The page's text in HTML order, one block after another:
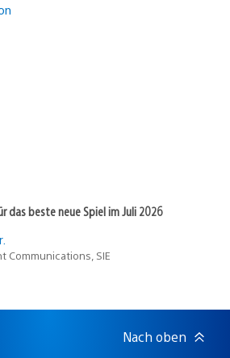
das beste neue Spiel im Juli 2026
Communications, SIE
Nach oben